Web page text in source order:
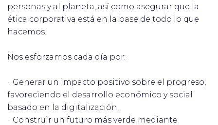
personas y al planeta, así como asegurar que la
ética corporativa está en la base de todo lo que
hacemos.
Nos esforzamos cada día por:
· Generar un impacto positivo sobre el progreso,
favoreciendo el desarrollo económico y social
basado en la digitalización.
· Construir un futuro más verde mediante